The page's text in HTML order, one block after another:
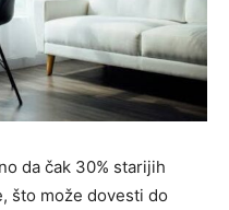
da čak 30% starijih
što može dovesti do